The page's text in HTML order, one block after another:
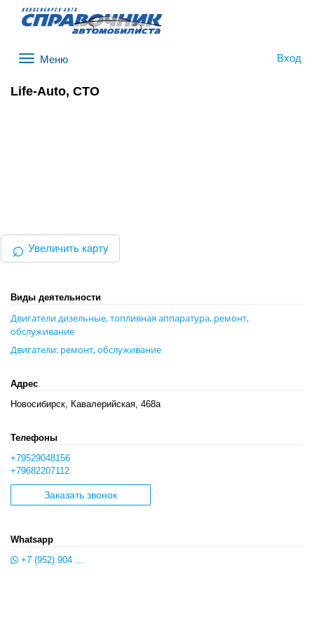
Вход
Life-Auto, СТО
⌕ Увеличить карту
Виды деятельности
Двигатели дизельные, топливная аппаратура, ремонт,
обслуживание
Двигатели: ремонт, обслуживание
Адрес
Новосибирск, Кавалерийская, 468а
Телефоны
+79529048156
+79682207112
Заказать звонок
Whatsapp
+7 (952) 904 ...